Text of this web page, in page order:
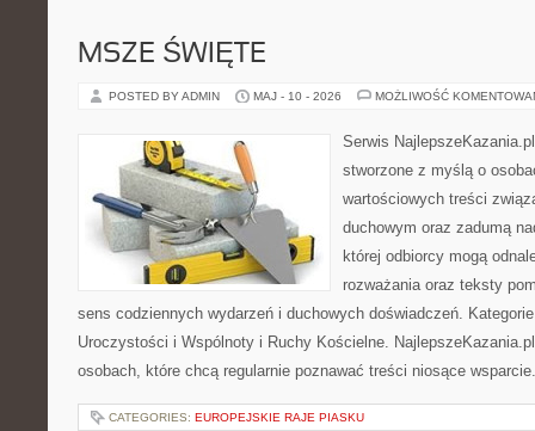
MSZE ŚWIĘTE
POSTED BY ADMIN MAJ - 10 - 2026 MOŻLIWOŚĆ
Serwis
stworzone z myślą o
wartościowych treści
duchowym oraz zadumą
której odbiorcy mogą
rozważania oraz teksty
sens codziennych wydarzeń i duchowych doświadczeń.
Uroczystości i Wspólnoty i Ruchy Kościelne.
osobach, które chcą regularnie poznawać treści niosące
CATEGORIES: EUROPEJSKIE RAJE PIASKU